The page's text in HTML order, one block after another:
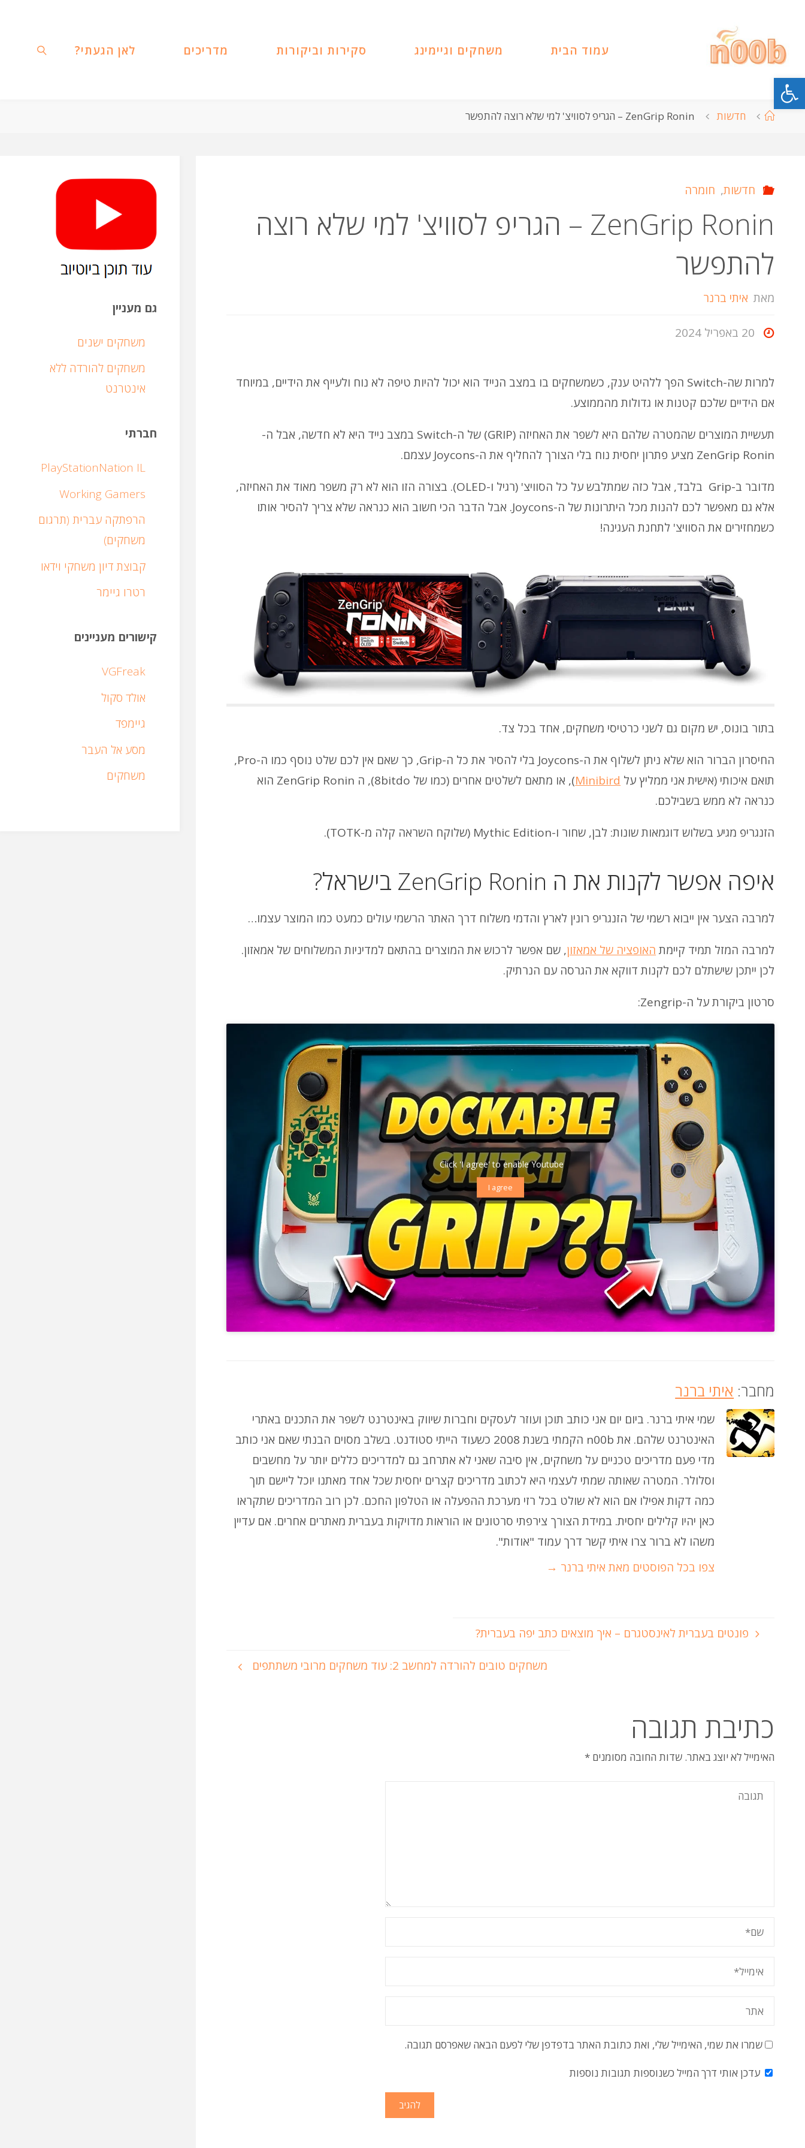
פתח סרגל נגישות
עמוד הבית
משחקים וגיימינג סקירות וביקורות מדריכים לאן הגעתי?
עמודחדשות ZenGrip Ronin – הגריפ לסוויצ' למי שלא רוצה להתפשר
חדשות, חומרה
ZenGrip Ronin – הגריפ לסוויצ' למי שלא רוצה
להתפשר
מאת איתי ברנר
20 באפריל 2024
למרות שה-Switch הפך ללהיט ענק, כשמשחקים בו במצב הנייד הוא יכול להיות טיפה לא נוח ולעייף את הידיים, במיוחד
אם הידיים שלכם קטנות או גדולות מהממוצע.
תעשיית המוצרים שהמטרה שלהם היא לשפר את האחיזה (GRIP) של ה-Switch במצב נייד היא לא חדשה, אבל ה-
ZenGrip Ronin מציע פתרון יחסית נוח בלי הצורך להחליף את ה-Joycons עצמם.
מדובר ב-Grip בלבד, אבל כזה שמתלבש על כל הסוויצ' (רגיל ו-OLED). בצורה הזו הוא לא רק משפר מאוד את האחיזה,
אלא גם מאפשר לכם להנות מכל היתרונות של ה-Joycons. אבל הדבר הכי חשוב הוא כנראה שלא צריך להסיר אותו
כשמחזירים את הסוויצ' לתחנת העגינה!
בתור בונוס, יש מקום גם לשני כרטיסי משחקים, אחד בכל צד.
החיסרון הברור הוא שלא ניתן לשלוף את ה-Joycons בלי להסיר את כל ה-Grip, כך שאם אין לכם שלט נוסף כמו ה-Pro,
תואם איכותי (אישית אני ממליץ על Minibird
), או מתאם לשלטים אחרים (כמו של 8bitdo), ה ZenGrip Ronin הוא
כנראה לא ממש בשבילכם.
הזנגריפ מגיע בשלוש דוגמאות שונות: לבן, שחור ו-Mythic Edition (שלוקח השראה קלה מ-TOTK).
איפה אפשר לקנות את ה ZenGrip Ronin בישראל?
למרבה הצער אין ייבוא רשמי של הזנגריפ רונין לארץ והדמי משלוח דרך האתר הרשמי עולים כמעט כמו המוצר עצמו…
למרבה המזל תמיד קיימת האופציה של אמאזון, שם אפשר לרכוש את המוצרים בהתאם למדיניות המשלוחים של אמאזון.
לכן ייתכן שישתלם לכם לקנות דווקא את הגרסה עם הנרתיק.
סרטון ביקורת על ה-Zengrip:
Click 'I agree' to enable Youtube
I agree
מחבר: איתי ברנר
שמי איתי ברנר. ביום יום אני כותב תוכן ועוזר לעסקים וחברות שיווק באינטרנט לשפר את התכנים באתרי
האינטרנט שלהם. את n00b הקמתי בשנת 2008 כשעוד הייתי סטודנט. בשלב מסוים הבנתי שאם אני כותב
מדי פעם מדריכים טכניים על משחקים, אין סיבה שאני לא אתרחב גם למדריכים כללים יותר על מחשבים
וסלולר. המטרה שאותה שמתי לעצמי היא לכתוב מדריכים קצרים יחסית שכל אחד מאתנו יוכל ליישם תוך
כמה דקות אפילו אם הוא לא שולט בכל רזי מערכת ההפעלה או הטלפון החכם. לכן רוב המדריכים שתקראו
כאן יהיו קלילים יחסית. במידת הצורך צירפתי סרטונים או הוראות מדויקות בעברית מאתרים אחרים. אם עדיין
משהו לא ברור צרו איתי קשר דרך עמוד "אודות".
צפו בכל הפוסטים מאת איתי ברנר →
פונטים בעברית לאינסטגרם – איך מוצאים כתב יפה בעברית?
משחקים טובים להורדה למחשב 2: עוד משחקים מרובי משתתפים
כתיבת תגובה
האימייל לא יוצג באתר. שדות החובה מסומנים *
שמרו את שמי, האימייל שלי, ואת כתובת האתר בדפדפן שלי לפעם הבאה שאפרסם תגובה.
עדכן אותי דרך המייל כשנוספות תגובות נוספות
גם מעניין
משחקים ישנים
משחקים להורדה ללא
אינטרנט
חברתי
PlayStationNation IL
Working Gamers
הרפתקה עברית (תרגום
משחקים)
קבוצת דיון משחקי וידאו
רטרו גיימר
קישורים מעניינים
VGFreak
אולד סקול
גיימפד
מסע אל העבר
משחקים